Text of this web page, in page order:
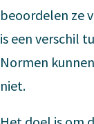
beoordelen ze
is een verschil
Normen
niet.